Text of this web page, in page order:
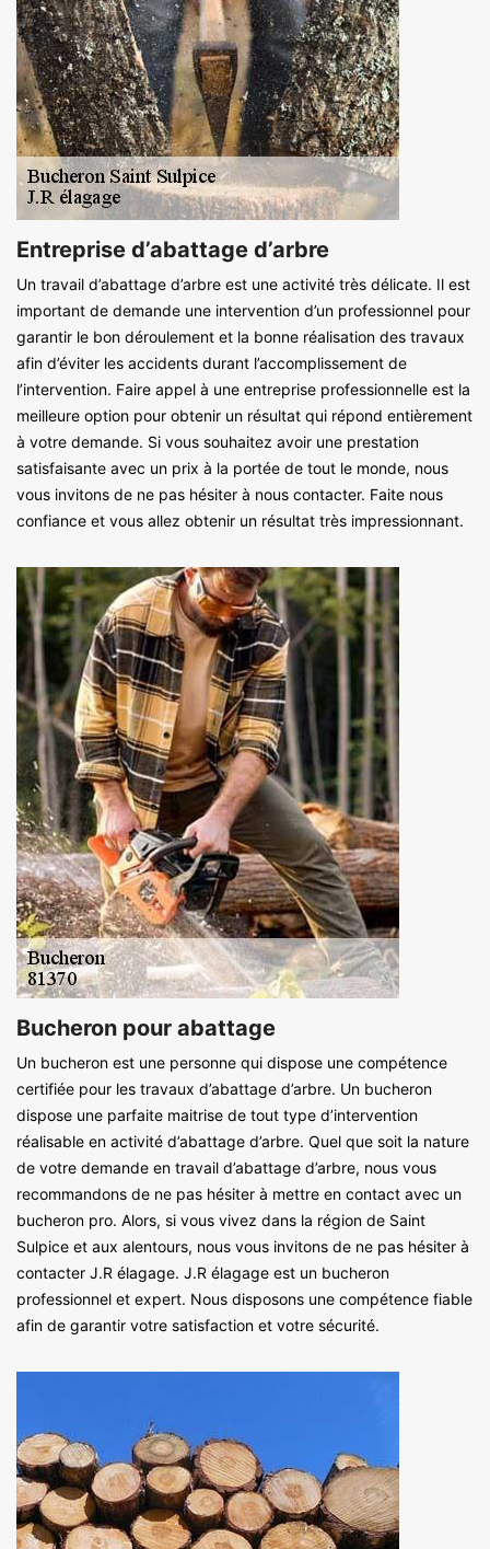
Entreprise d’abattage d’arbre
Un travail d’abattage d’arbre est une activité très délicate. Il est
important de demande une intervention d’un professionnel pour
garantir le bon déroulement et la bonne réalisation des travaux
afin d’éviter les accidents durant l’accomplissement de
l’intervention. Faire appel à une entreprise professionnelle est la
meilleure option pour obtenir un résultat qui répond entièrement
à votre demande. Si vous souhaitez avoir une prestation
satisfaisante avec un prix à la portée de tout le monde, nous
vous invitons de ne pas hésiter à nous contacter. Faite nous
confiance et vous allez obtenir un résultat très impressionnant.
Bucheron pour abattage
Un bucheron est une personne qui dispose une compétence
certifiée pour les travaux d’abattage d’arbre. Un bucheron
dispose une parfaite maitrise de tout type d’intervention
réalisable en activité d’abattage d’arbre. Quel que soit la nature
de votre demande en travail d’abattage d’arbre, nous vous
recommandons de ne pas hésiter à mettre en contact avec un
bucheron pro. Alors, si vous vivez dans la région de Saint
Sulpice et aux alentours, nous vous invitons de ne pas hésiter à
contacter J.R élagage. J.R élagage est un bucheron
professionnel et expert. Nous disposons une compétence fiable
afin de garantir votre satisfaction et votre sécurité.